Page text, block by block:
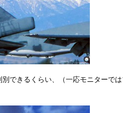
別できるくらい、（一応モニターで